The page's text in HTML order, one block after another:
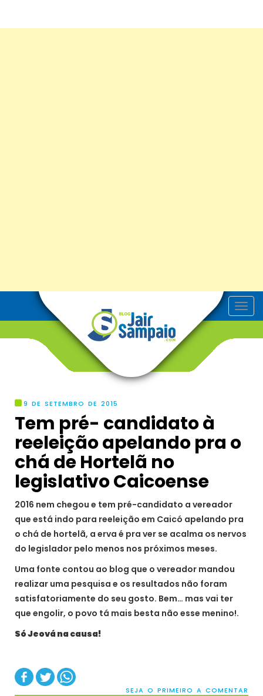
T
o
n
9 DE SETEMBRO DE 2015
Tem pré- candidato à
reeleição apelando pra o
chá de Hortelã no
legislativo Caicoense
2016 nem chegou e tem pré-candidato a vereador
que está indo para reeleição em Caicó apelando pra
o chá de hortelã, a erva é pra ver se acalma os nervos
do legislador pelo menos nos próximos meses.
Uma fonte contou ao blog que o vereador mandou
realizar uma pesquisa e os resultados não foram
satisfatoriamente do seu gosto. Bem… mas vai ter
que engolir, o povo tá mais besta não esse menino!.
Só Jeová na causa!
SEJA O PRIMEIRO A COMENTAR